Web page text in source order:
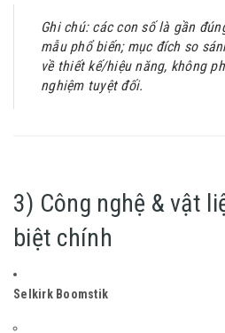
Ghi chú: các con số là gần
mẫu phổ biến; mục đích so
về thiết kế/hiệu năng, không
nghiệm tuyệt đối.
3) Công nghệ & vật
biệt chính
Selkirk Boomstik